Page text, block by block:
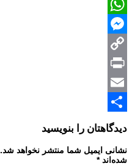
Telegram
WhatsApp
Messenger
Copy
Link
Print
Email
Share
دیدگاهتان را بنویسید
نشانی ایمیل شما منتشر نخواهد شد.
شده‌اند*